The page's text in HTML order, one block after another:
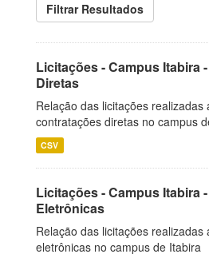
Filtrar Resultados
Licitações - Campus Itabira
Diretas
Relação das licitações realizadas
contratações diretas no campus
CSV
Licitações - Campus Itabira
Eletrônicas
Relação das licitações
eletrônicas no campus de Itabira